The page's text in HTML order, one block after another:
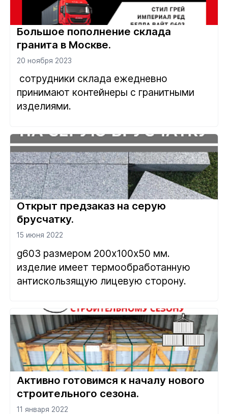
Большое пополнение склада
гранита в Москве.
20 ноября 2023
сотрудники склада ежедневно
принимают контейнеры с гранитными
изделиями.
Открыт предзаказ на серую
брусчатку.
15 июня 2022
g603 размером 200х100х50 мм.
изделие имеет термообработанную
антискользящую лицевую сторону.
Активно готовимся к началу нового
строительного сезона.
11 января 2022